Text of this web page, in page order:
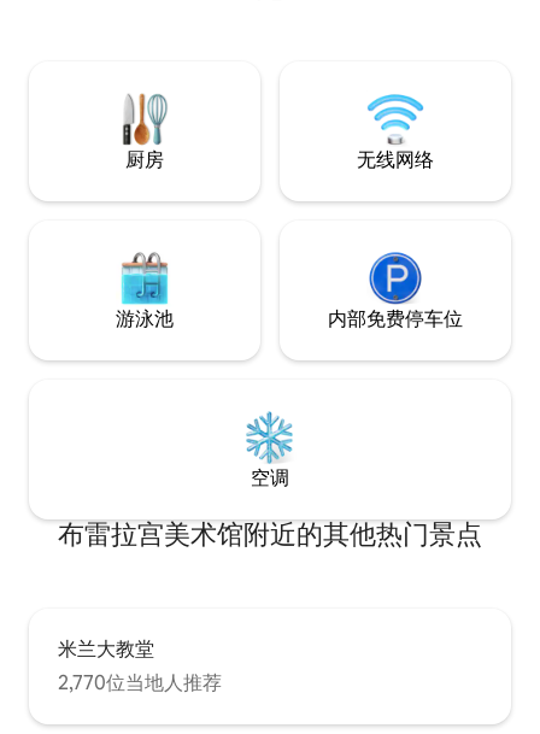
per vivere la città come un vero
厨房 无线网络
游泳池 内部免费停车位
空调
布雷拉宫美术馆附近的其他热门景点
米兰大教堂
2,770位当地人推荐